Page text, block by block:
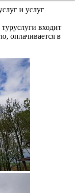
и услуг
входит
оплачивается в